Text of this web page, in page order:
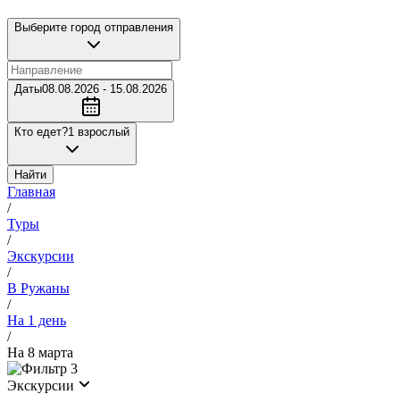
Выберите город отправления
Даты08.08.2026 - 15.08.2026
Кто едет?1 взрослый
Найти
Главная
/
Туры
/
Экскурсии
/
В Ружаны
/
На 1 день
/
На 8 марта
3
Экскурсии